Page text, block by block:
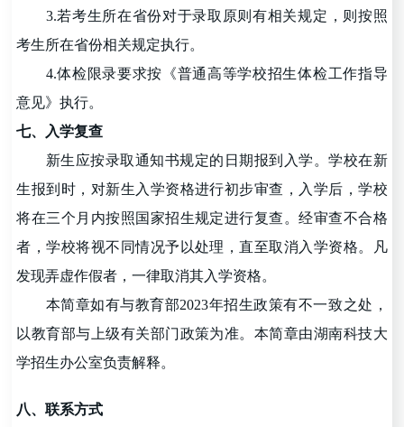
3.若考生所在省份对于录取原则有相关规定，则按照
考生所在省份相关规定执行。
4.体检限录要求按《普通高等学校招生体检工作指导
意见》执行。
七、入学复查
新生应按录取通知书规定的日期报到入学。学校在新
生报到时，对新生入学资格进行初步审查，入学后，学校
将在三个月内按照国家招生规定进行复查。经审查不合格
者，学校将视不同情况予以处理，直至取消入学资格。凡
发现弄虚作假者，一律取消其入学资格。
本简章如有与教育部2023年招生政策有不一致之处，
以教育部与上级有关部门政策为准。本简章由湖南科技大
学招生办公室负责解释。
八、联系方式